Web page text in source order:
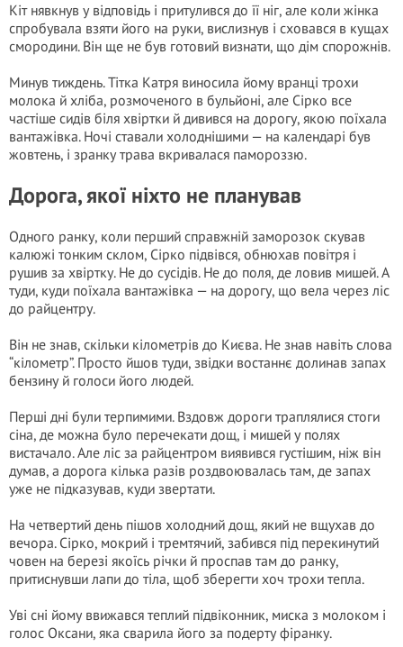
Кіт нявкнув у відповідь і притулився до її ніг, але коли жінка
спробувала взяти його на руки, вислизнув і сховався в кущах
смородини. Він ще не був готовий визнати, що дім спорожнів.
Минув тиждень. Тітка Катря виносила йому вранці трохи
молока й хліба, розмоченого в бульйоні, але Сірко все
частіше сидів біля хвіртки й дивився на дорогу, якою поїхала
вантажівка. Ночі ставали холоднішими — на календарі був
жовтень, і зранку трава вкривалася памороззю.
Дорога, якої ніхто не планував
Одного ранку, коли перший справжній заморозок скував
калюжі тонким склом, Сірко підвівся, обнюхав повітря і
рушив за хвіртку. Не до сусідів. Не до поля, де ловив мишей. А
туди, куди поїхала вантажівка — на дорогу, що вела через ліс
до райцентру.
Він не знав, скільки кілометрів до Києва. Не знав навіть слова
“кілометр”. Просто йшов туди, звідки востаннє долинав запах
бензину й голоси його людей.
Перші дні були терпимими. Вздовж дороги траплялися стоги
сіна, де можна було перечекати дощ, і мишей у полях
вистачало. Але ліс за райцентром виявився густішим, ніж він
думав, а дорога кілька разів роздвоювалась там, де запах
уже не підказував, куди звертати.
На четвертий день пішов холодний дощ, який не вщухав до
вечора. Сірко, мокрий і тремтячий, забився під перекинутий
човен на березі якоїсь річки й проспав там до ранку,
притиснувши лапи до тіла, щоб зберегти хоч трохи тепла.
Уві сні йому ввижався теплий підвіконник, миска з молоком і
голос Оксани, яка сварила його за подерту фіранку.